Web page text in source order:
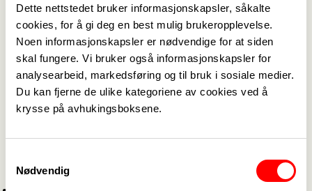
Dette nettstedet bruker informasjonskapsler, såkalte
cookies, for å gi deg en best mulig brukeropplevelse.
Noen informasjonskapsler er nødvendige for at siden
skal fungere. Vi bruker også informasjonskapsler for
analysearbeid, markedsføring og til bruk i sosiale medier.
Du kan fjerne de ulike kategoriene av cookies ved å
krysse på avhukingsboksene.
Nødvendig
meg til et kurs med faglig påfyll, gode samtaler og
spørsmål, avslutter Snare.
Praktisk om kurset
Kurset foregår på Ullevål sykehus i Oslo. Vi starter
med felles lunsj kl. 11.30, og kurset er gratis.
Påmelding tilelloen @ous-hf.no
følgende: